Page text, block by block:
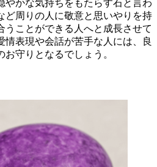
やかな気持ちをもたらす石と言わ
ど周りの人に敬意と思いやりを持
うことができる人へと成長させて
情表現や会話が苦手な人には、良
守りとなるでしょう。